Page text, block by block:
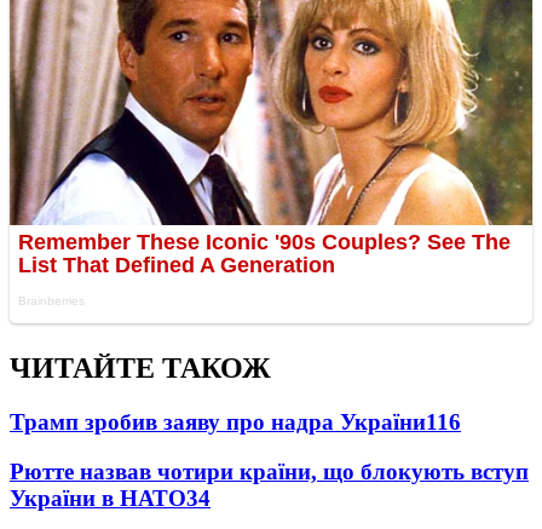
ЧИТАЙТЕ ТАКОЖ
Трамп зробив заяву про надра України116
Рютте назвав чотири країни, що блокують вступ
України в НАТО34